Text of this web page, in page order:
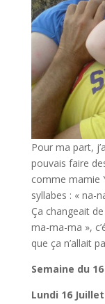
Pour ma part,
pouvais faire
comme mamie
syllabes : « na-
Ça changeait
ma-ma-ma »,
que ça n’allait
Semaine du
Lundi 16 Juillet